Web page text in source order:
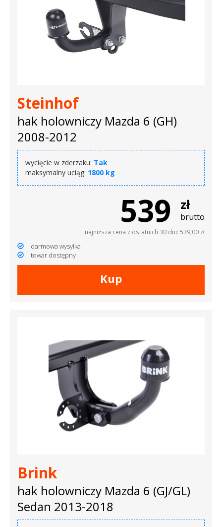
Steinhof
hak holowniczy Mazda 6 (GH)
2008-2012
wycięcie w zderzaku: Tak
maksymalny uciąg: 1800 kg
539 zł
brutto
najniższa cena z ostatnich 30 dni: 539,00 zł
darmowa wysyłka
towar dostępny
Kup
Brink
hak holowniczy Mazda 6 (GJ/GL)
Sedan 2013-2018